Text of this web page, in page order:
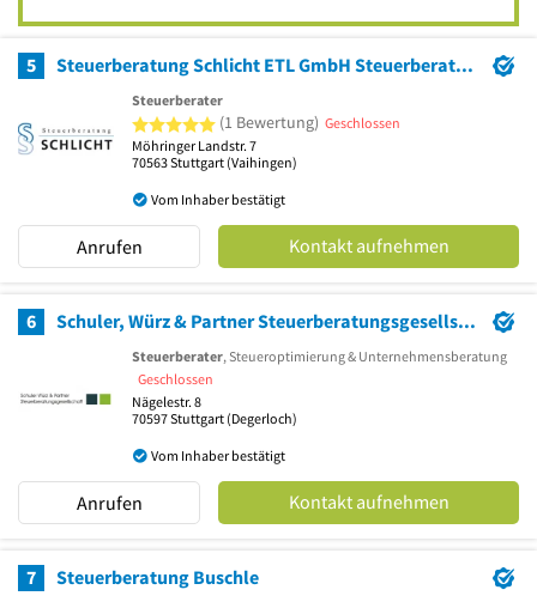
5 Steuerberatung Schlicht ETL GmbH Steuerberatungsgesellschaft
Steuerberater
5 von 5 Sternen
(1 Bewertung) Geschlossen
Möhringer Landstr. 7
70563Stuttgart (Vaihingen)
Vom Inhaber bestätigt
Anrufen Kontakt aufnehmen
6 Schuler, Würz & Partner Steuerberatungsgesellschaft
Steuerberater, Steueroptimierung & Unternehmensberatung
Geschlossen
Nägelestr. 8
70597Stuttgart (Degerloch)
Vom Inhaber bestätigt
Anrufen Kontakt aufnehmen
7 Steuerberatung Buschle